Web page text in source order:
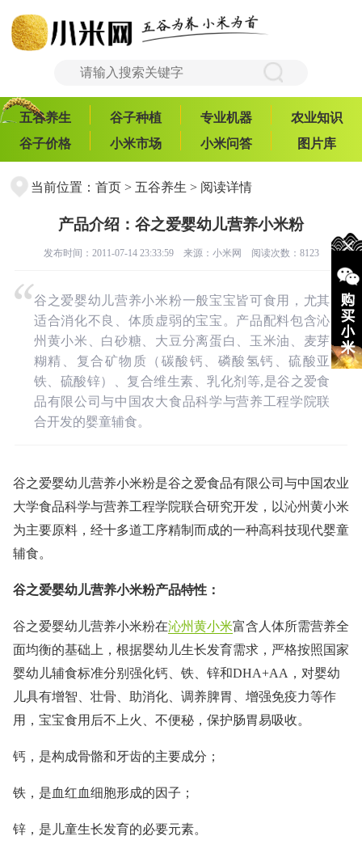
五谷养生 谷子种植 专业机器
农业知识
谷子价格
小米市场 小米问答 图片库
当前位置： 首页> 五谷养生 > 阅读详情
产品介绍：谷之爱婴幼儿营养小米粉
发布时间：2011-07-14 23:33:59 来源： 小米网 阅读次数：8123
谷之爱婴幼儿营养小米粉一般宝宝皆可食用，尤其
适合消化不良、体质虚弱的宝宝。产品配料包含沁
州黄小米、白砂糖、大豆分离蛋白、玉米油、麦芽
糊精、复合矿物质（碳酸钙、磷酸氢钙、硫酸亚
铁、硫酸锌）、复合维生素、乳化剂等,是谷之爱食
品有限公司与中国农大食品科学与营养工程学院联
合开发的婴童辅食。
谷之爱婴幼儿营养小米粉是谷之爱食品有限公司与中国农业
大学食品科学与营养工程学院联合研究开发，以沁州黄小米
为主要原料，经十多道工序精制而成的一种高科技现代婴童
辅食。
谷之爱婴幼儿营养小米粉产品特性：
谷之爱婴幼儿营养小米粉在沁州黄小米富含人体所需营养全
面均衡的基础上，根据婴幼儿生长发育需求，严格按照国家
婴幼儿辅食标准分别强化钙、铁、锌和DHA+AA，对婴幼
儿具有增智、壮骨、助消化、调养脾胃、增强免疫力等作
用，宝宝食用后不上火、不便秘，保护肠胃易吸收。
钙，是构成骨骼和牙齿的主要成分；
铁，是血红血细胞形成的因子；
锌，是儿童生长发育的必要元素。